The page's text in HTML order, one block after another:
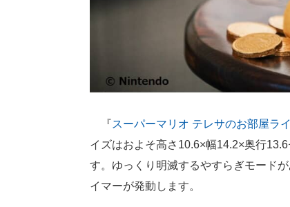
『スーパーマリオ テレサのお部屋ラ
イズはおよそ高さ10.6×幅14.2×奥行
す。ゆっくり明滅するやすらぎモード
イマーが発動します。